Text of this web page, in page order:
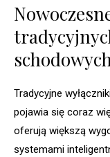
schodowych
Tradycyjne
pojawia się coraz
oferują większą
systemami